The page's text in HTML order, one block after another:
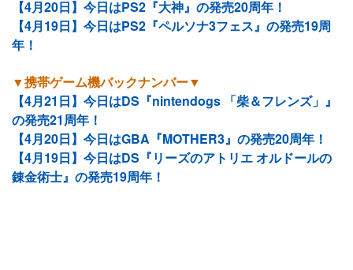
【4月20日】今日はPS2『大神』の発売20周年！
【4月19日】今日はPS2『ペルソナ3フェス』の発売19周
年！
▼携帯ゲーム機バックナンバー▼
【4月21日】今日はDS『nintendogs 「柴＆フレンズ」』
の発売21周年！
【4月20日】今日はGBA『MOTHER3』の発売20周年！
【4月19日】今日はDS『リーズのアトリエ オルドールの
錬金術士』の発売19周年！